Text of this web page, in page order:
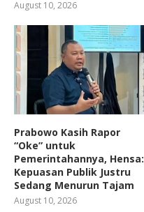
August 10, 2026
Prabowo Kasih Rapor
“Oke” untuk
Pemerintahannya, Hensa:
Kepuasan Publik Justru
Sedang Menurun Tajam
August 10, 2026